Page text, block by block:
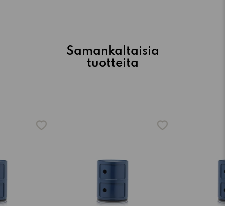
Samankaltaisia
tuotteita